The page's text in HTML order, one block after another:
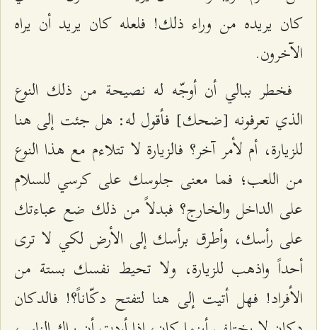
كان يريده من وراء ذلك! فلعله كان يريد أن يراه
الآخرون.
فخطر ببالي أن أوجّه له نصيحة من ذلك النوع
الذي تعرفونه [ضحك] فأقول له: هل جئت إلى هنا
للزيارة، أم لأمر آخر؟ فالزيارة لا تتلاءم مع هذا النوع
من اللعب؛ فما معنى جلوسك على كرسي للسلام
على الداخل والخارج؟ فبدلاً من ذلك ضع عباءتك
على رأسك، وأطرق برأسك إلى الأرض لكي لا ترى
أحداً واذهب للزيارة، ولا تحيط نفسك بستة من
الأفراد! فهل أتيت إلى هنا لتفتح دكّاناً؟! فالدكان